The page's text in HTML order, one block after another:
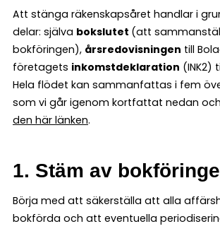
Att stänga räkenskapsåret handlar i
delar: själva bokslutet (att
bokföringen), årsredovisningen till
företagets inkomstdeklaration (INK2)
Hela flödet kan sammanfattas i fem
som vi går igenom kortfattat nedan och
den här länken.
1. Stäm av
Börja med att säkerställa att alla
bokförda och att eventuella